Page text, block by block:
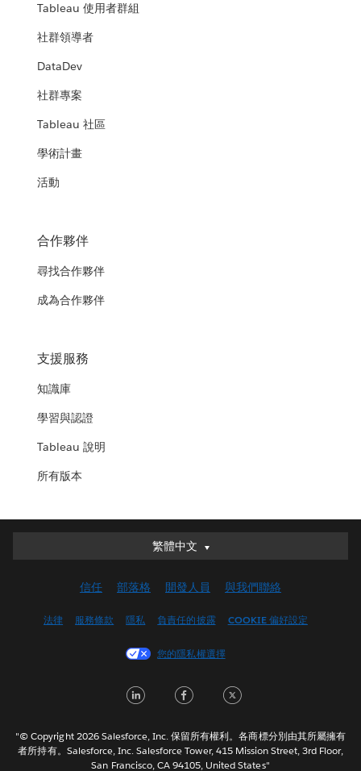
Tableau 使用者群組
社群領導者
DataDev
社群專案
Tableau 社區
學術計畫
活動
合作夥伴
尋找合作夥伴
成為合作夥伴
支援服務
知識庫
學習與認證
Tableau 說明
所有版本
繁體中文
繁體中文
English (UK)
Français (Canada)
Italiano
한국어
信任 部落格 開發人員 與我們聯絡
法律 服務條款 隱私 負責任的披露 COOKIE 偏好設定
您的隱私權選擇
LinkedInFacebook
"© Copyright 2026 Salesforce, Inc. 保留所有權利。各商標分別由其所屬擁有
者所持有。Salesforce, Inc. Salesforce Tower, 415 Mission Street, 3rd Floor,
San Francisco, CA 94105, United States"